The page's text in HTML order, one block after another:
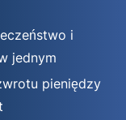
i
jednym
pieniędzy